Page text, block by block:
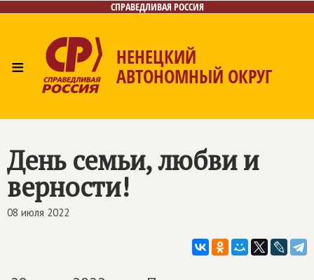
СПРАВЕДЛИВАЯ РОССИЯ
≡ НЕНЕЦКИЙ
АВТОНОМНЫЙ ОКРУГ
День семьи, любви и
верности!
08 июля 2022